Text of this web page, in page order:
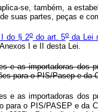
se, também, a
suas partes, peças e
do § 2odo art. 5oda Lei
I e II desta Lei.
e as importadoras dos
para o PIS/Pasep e
e as importadoras dos
para o PIS/PASEP e